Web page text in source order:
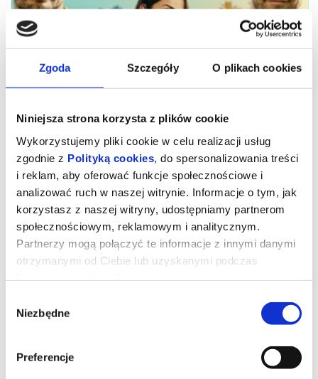
Zgoda Szczegóły O plikach cookies
Niniejsza strona korzysta z plików cookie
Wykorzystujemy pliki cookie w celu realizacji usług
zgodnie z Polityką cookies , do spersonalizowania treści
i reklam, aby oferować funkcje społecznościowe i
analizować ruch w naszej witrynie. Informacje o tym, jak
korzystasz z naszej witryny, udostępniamy partnerom
społecznościowym, reklamowym i analitycznym.
Partnerzy mogą połączyć te informacje z innymi danymi
otrzymanymi od Ciebie lub uzyskanymi podczas
zgody
Niezbędne
Preferencje
ZAWODOWCY
Rachel, działająca w szarej strefie specjalistka od załatwiania
otrzymuje zlecenie od grupy nowojorskich inwestorów. Ma
odzyskać dług od mieszkającego na prywatnej wyspie,
dysponującego własną armią miliardera o szemranej reputacji.